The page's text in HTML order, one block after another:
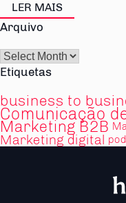
LER MAIS
Arquivo
Arquivo
Etiquetas
business to
Comunicação
Marketing B2B
Marketing digital